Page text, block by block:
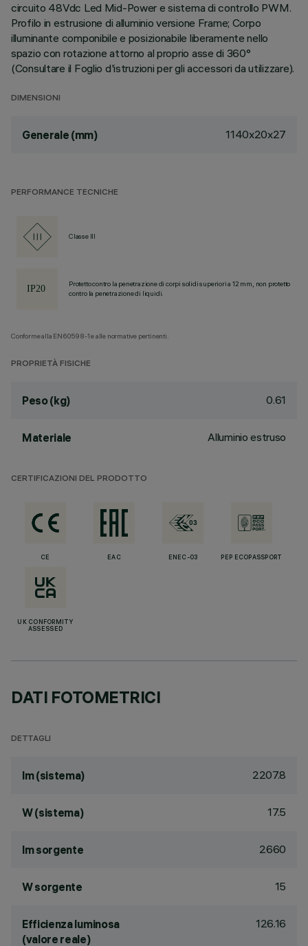
circuito 48Vdc Led Mid-Power e sistema di controllo PWM.
Profilo in estrusione di alluminio versione Frame; Corpo
illuminante componibile e posizionabile liberamente nello
spazio con rotazione attorno al proprio asse di 360°
(Consultare il Foglio d'istruzioni per gli accessori da utilizzare).
DIMENSIONI
Generale (mm) 1140x20x27
PERFORMANCE TECNICHE
Classe III
Protetto contro la penetrazione di corpi solidi superiori a 12 mm, non protetto
contro la penetrazione di liquidi.
Conforme alla EN60598-1 e alle normative pertinenti.
PROPRIETÀ FISICHE
Peso (kg) 0.61
Materiale Alluminio estruso
CERTIFICAZIONI DEL PRODOTTO
CE EAC ENEC-03 PEP ECOPASSPORT
UK CONFORMITY
ASSESSED
DATI FOTOMETRICI
DETTAGLI
lm (sistema) 2207.8
W (sistema) 17.5
lm sorgente 2660
W sorgente 15
Efficienza luminosa
(valore reale)
126.16